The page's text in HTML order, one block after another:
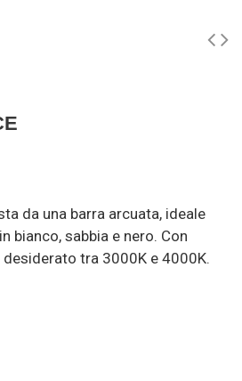
da una barra arcuata, ideale
bianco, sabbia e nero. Con
tra 3000K e 4000K.